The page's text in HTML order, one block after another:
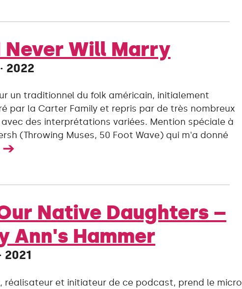
Never Will Marry
2022
un traditionnel du folk américain, initialement
par la Carter Family et repris par de très nombreux
des interprétations variées. Mention spéciale à
(Throwing Muses, 50 Foot Wave) qui m'a donné
➔
Native Daughters –
Ann's Hammer
2021
réalisateur et initiateur de ce podcast, prend le micro